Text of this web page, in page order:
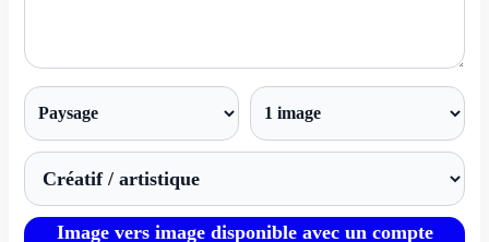
Image vers image disponible avec un compte